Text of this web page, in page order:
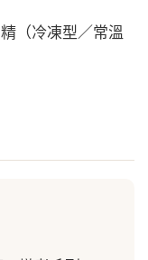
（冷凍型／常溫